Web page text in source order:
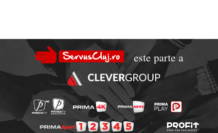
este parte a